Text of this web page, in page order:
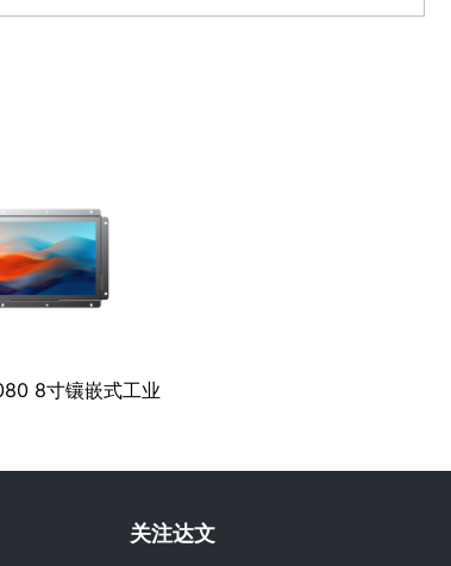
8寸镶嵌式工业
关注达文